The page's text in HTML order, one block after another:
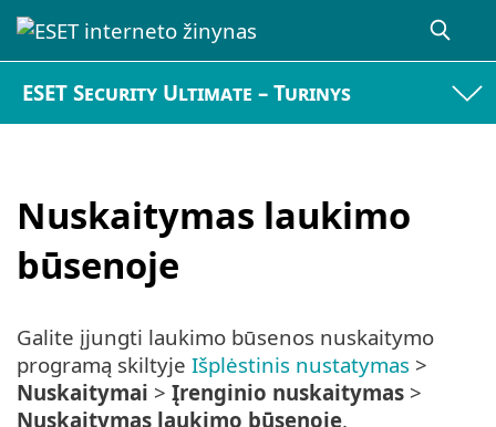
ESET Security Ultimate – Turinys
Nuskaitymas laukimo
būsenoje
Galite įjungti laukimo būsenos nuskaitymo
programą skiltyje Išplėstinis nustatymas >
Nuskaitymai > Įrenginio nuskaitymas >
Nuskaitymas laukimo būsenoje.